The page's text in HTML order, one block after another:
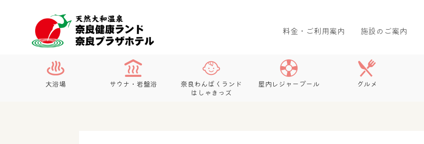
料金・ご利用案内 施設のご案内
大浴場 サウナ・岩盤浴
奈良わんぱくランド
はしゃきっズ
屋内レジャープール グルメ